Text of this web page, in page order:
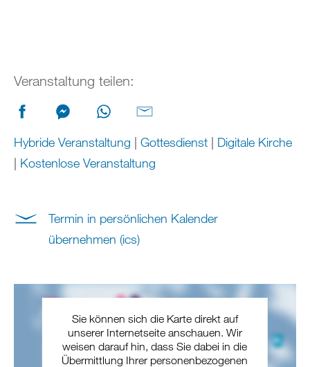
Veranstaltung teilen:
Hybride Veranstaltung | Gottesdienst | Digitale Kirche
| Kostenlose Veranstaltung
Termin in persönlichen Kalender
übernehmen (ics)
Sie können sich die Karte direkt auf
unserer Internetseite anschauen. Wir
weisen darauf hin, dass Sie dabei in die
Übermittlung Ihrer personenbezogenen